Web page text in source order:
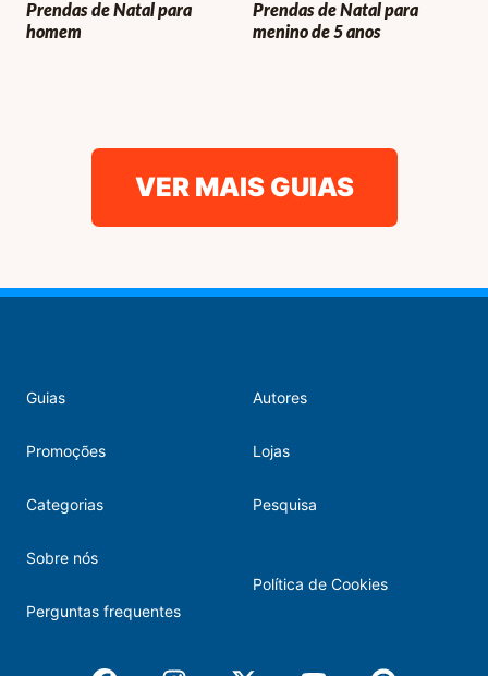
Prendas de Natal para
homem
Prendas de Natal para
menino de 5 anos
VER MAIS GUIAS
Guias
Promoções
Categorias
Autores
Lojas
Pesquisa
Sobre nós
Perguntas frequentes
Política de Cookies